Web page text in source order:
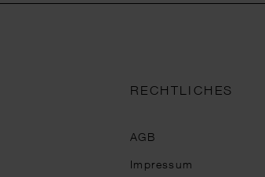
RECHTLICHES
AGB
Impressum